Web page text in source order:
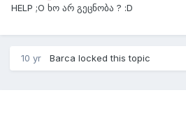
HELP ;O ხო არ გეცნობა ? :D
10 yr Barca locked this topic